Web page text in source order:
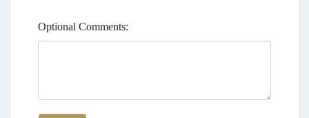
Optional Comments: